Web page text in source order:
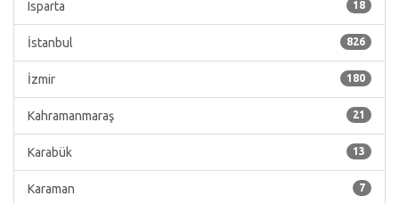
18
Isparta
826
İstanbul
180
İzmir
21
Kahramanmaraş
13
Karabük
7
Karaman